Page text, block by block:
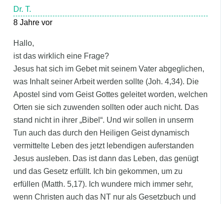
Dr. T.
8 Jahre vor
Hallo,
ist das wirklich eine Frage?
Jesus hat sich im Gebet mit seinem Vater abgeglichen,
was Inhalt seiner Arbeit werden sollte (Joh. 4,34). Die
Apostel sind vom Geist Gottes geleitet worden, welchen
Orten sie sich zuwenden sollten oder auch nicht. Das
stand nicht in ihrer „Bibel“. Und wir sollen in unserm
Tun auch das durch den Heiligen Geist dynamisch
vermittelte Leben des jetzt lebendigen auferstanden
Jesus ausleben. Das ist dann das Leben, das genügt
und das Gesetz erfüllt. Ich bin gekommen, um zu
erfüllen (Matth. 5,17). Ich wundere mich immer sehr,
wenn Christen auch das NT nur als Gesetzbuch und